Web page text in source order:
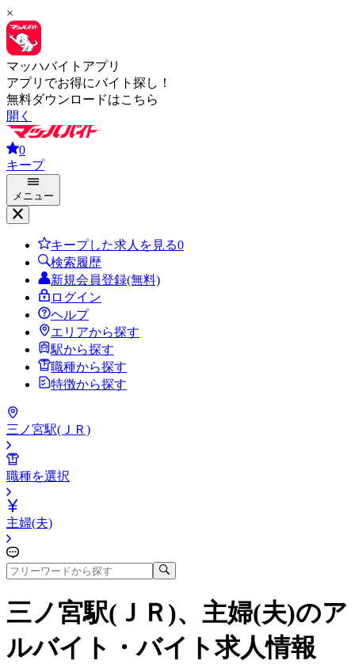
×
マッハバイトアプリ
アプリでお得にバイト探し！
無料ダウンロードはこちら
開く
0
キープ
メニュー
キープした求人を見る0
検索履歴
新規会員登録(無料)
ログイン
ヘルプ
エリアから探す
駅から探す
職種から探す
特徴から探す
三ノ宮駅(ＪＲ)
職種を選択
主婦(夫)
三ノ宮駅(ＪＲ)、主婦(夫)のア
ルバイト・バイト求人情報